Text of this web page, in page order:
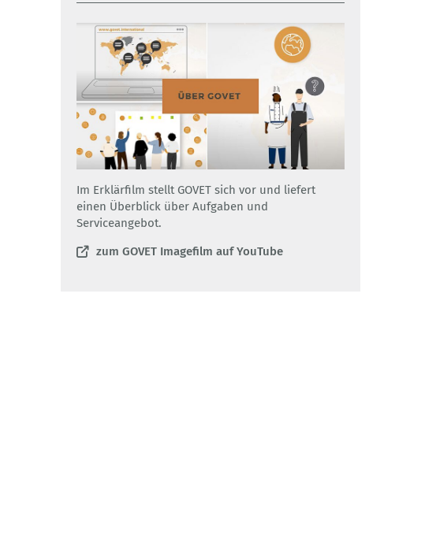
Im Erklärfilm stellt GOVET sich vor und liefert
einen Überblick über Aufgaben und
Serviceangebot.
zum GOVET Imagefilm auf YouTube